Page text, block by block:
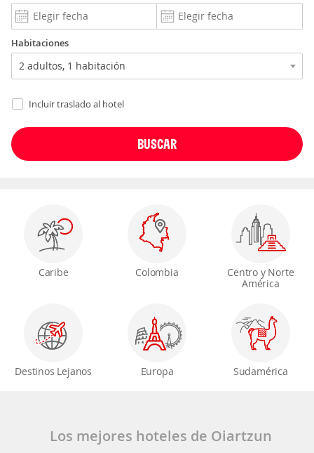
Habitaciones
Incluir traslado al hotel
Caribe Colombia
Centro y Norte
América
Destinos Lejanos Europa Sudamérica
Los mejores hoteles de Oiartzun